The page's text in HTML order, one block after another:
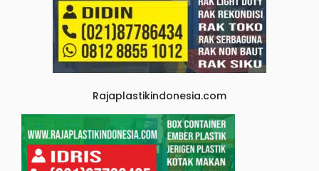
Rajaplastikindonesia.com